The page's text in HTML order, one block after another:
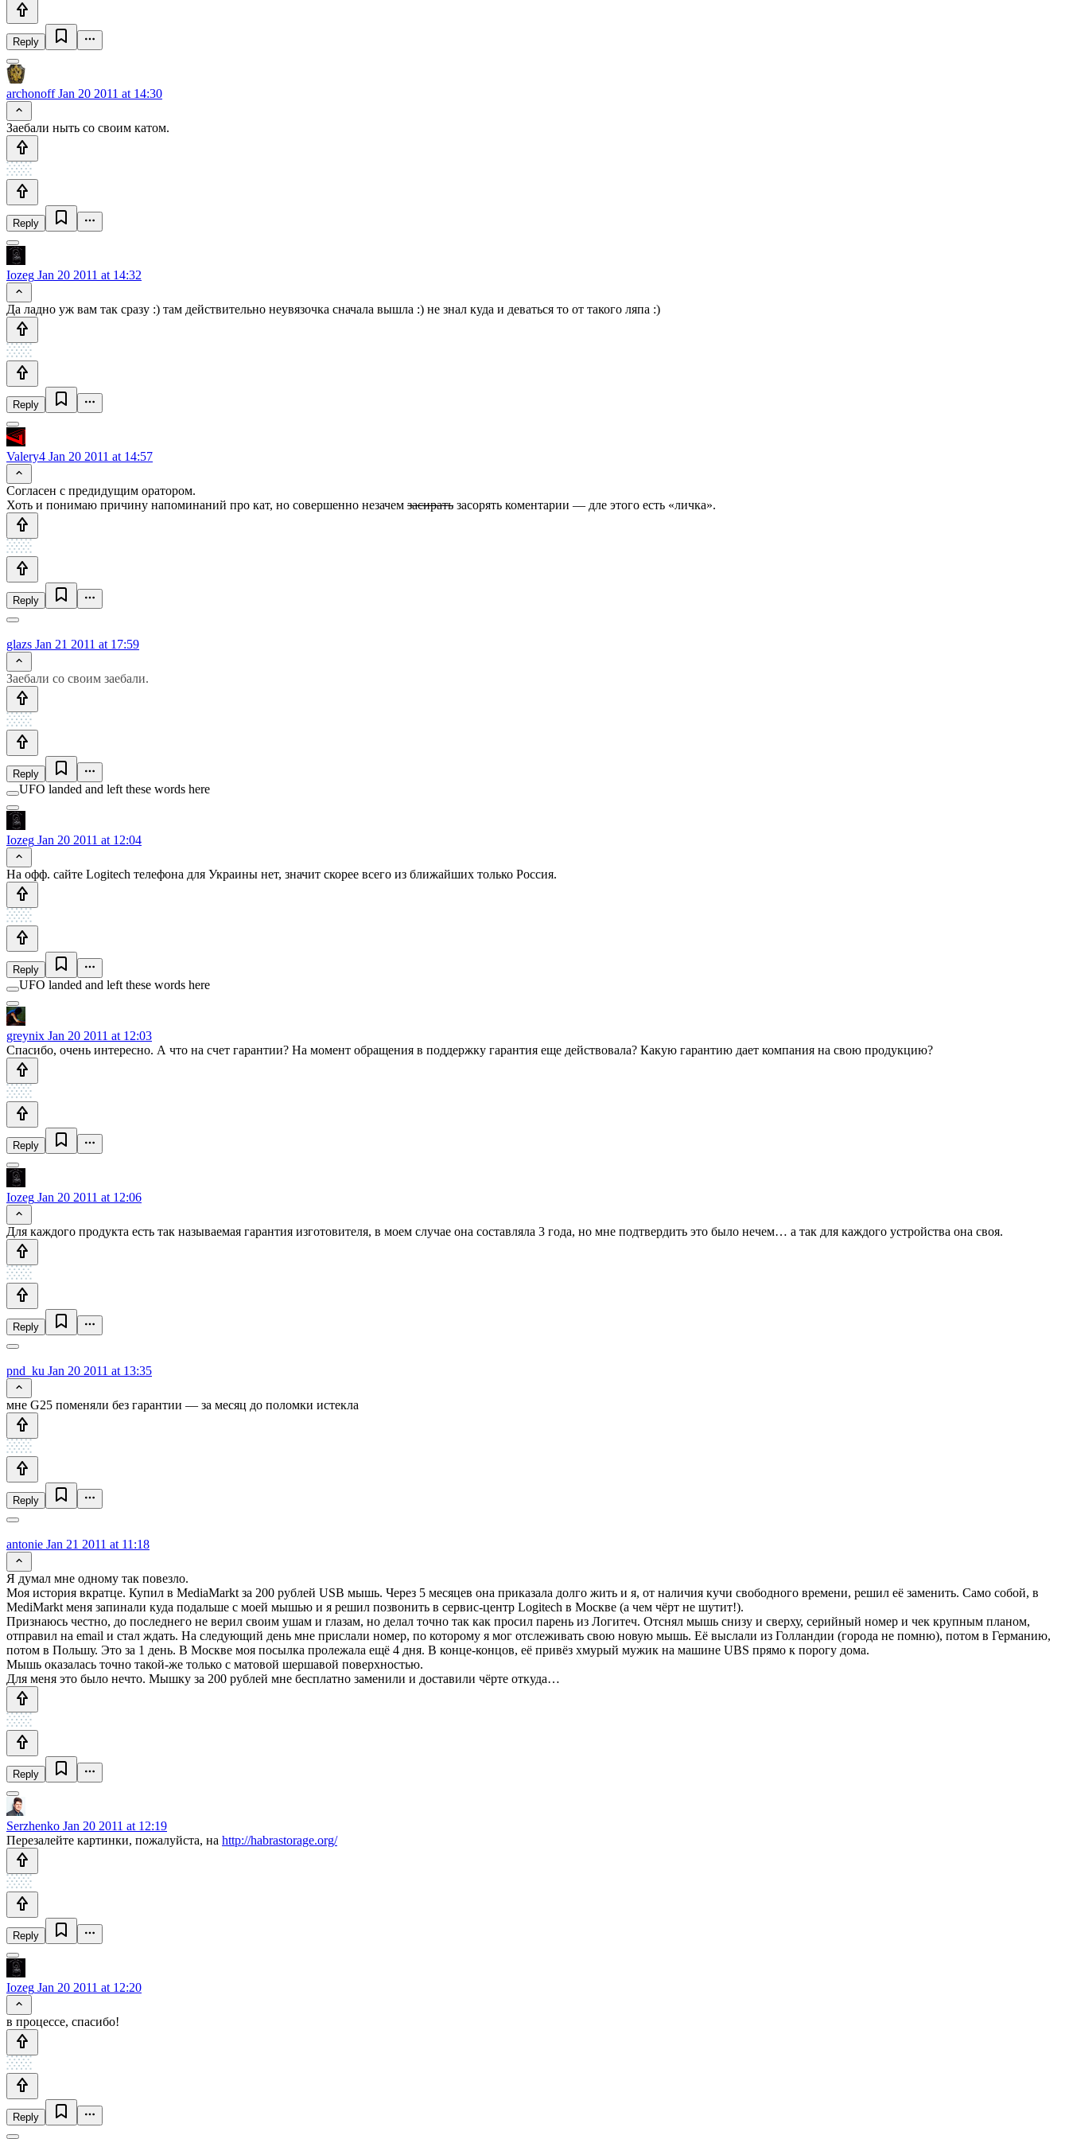
Reply
archonoffJan 20 2011 at 14:30
Заебали ныть со своим катом.
Reply
Iozeg Jan 20 2011 at 14:32
Да ладно уж вам так сразу :) там действительно неувязочка сначала вышла :) не знал куда и деваться то от такого ляпа :)
Reply
Valery4 Jan 20 2011 at 14:57
Согласен с предидущим оратором.
Хоть и понимаю причину напоминаний про кат, но совершенно незачем засирать засорять коментарии — дле этого есть «личка».
Reply
glazs Jan 21 2011 at 17:59
Заебали со своим заебали.
Reply
UFO landed and left these words here
Iozeg Jan 20 2011 at 12:04
На офф. сайте Logitech телефона для Украины нет, значит скорее всего из ближайших только Россия.
Reply
UFO landed and left these words here
greynix Jan 20 2011 at 12:03
Спасибо, очень интересно. А что на счет гарантии? На момент обращения в поддержку гарантия еще действовала? Какую гарантию дает компания на свою продукцию?
Reply
Iozeg Jan 20 2011 at 12:06
Для каждого продукта есть так называемая гарантия изготовителя, в моем случае она составляла 3 года, но мне подтвердить это было нечем… а так для каждого устройства она своя.
Reply
pnd_ku Jan 20 2011 at 13:35
мне G25 поменяли без гарантии — за месяц до поломки истекла
Reply
antonie Jan 21 2011 at 11:18
Я думал мне одному так повезло.
Моя история вкратце. Купил в MediaMarkt за 200 рублей USB мышь. Через 5 месяцев она приказала долго жить и я, от наличия кучи свободного времени, решил её заменить. Само собой, в
MediMarkt меня запинали куда подальше с моей мышью и я решил позвонить в сервис-центр Logitech в Москве (а чем чёрт не шутит!).
Признаюсь честно, до последнего не верил своим ушам и глазам, но делал точно так как просил парень из Логитеч. Отснял мышь снизу и сверху, серийный номер и чек крупным планом,
отправил на email и стал ждать. На следующий день мне прислали номер, по которому я мог отслеживать свою новую мышь. Её выслали из Голландии (города не помню), потом в Германию,
потом в Польшу. Это за 1 день. В Москве моя посылка пролежала ещё 4 дня. В конце-концов, её привёз хмурый мужик на машине UBS прямо к порогу дома.
Мышь оказалась точно такой-же только с матовой шершавой поверхностью.
Для меня это было нечто. Мышку за 200 рублей мне бесплатно заменили и доставили чёрте откуда…
Reply
Serzhenko Jan 20 2011 at 12:19
Перезалейте картинки, пожалуйста, на http://habrastorage.org/
Reply
Iozeg Jan 20 2011 at 12:20
в процессе, спасибо!
Reply